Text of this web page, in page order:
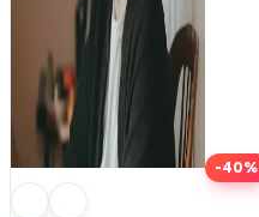
-40%